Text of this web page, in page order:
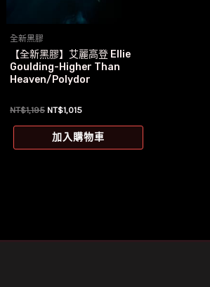
全新黑膠
【全新黑膠】艾麗高登 Ellie
Goulding-Higher Than
Heaven/Polydor
NT$1,195 原
價
格：
NT$1,015目
價
格：
加入購物車